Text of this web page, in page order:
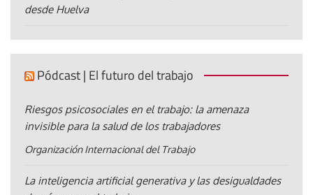
desde Huelva
Pódcast | El futuro del trabajo
Riesgos psicosociales en el trabajo: la amenaza
invisible para la salud de los trabajadores
Organización Internacional del Trabajo
La inteligencia artificial generativa y las desigualdades